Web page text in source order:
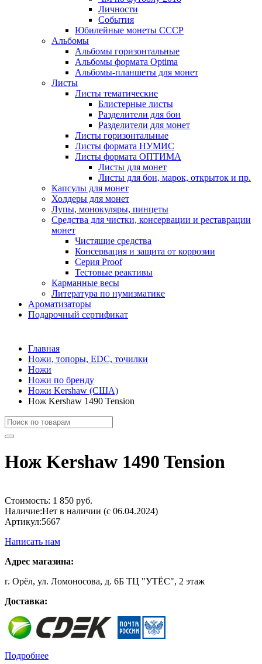
Личности
События
Юбилейные монеты СССР
Альбомы
Альбомы горизонтальные
Альбомы формата Optima
Альбомы-планшеты для монет
Листы
Листы тематические
Блистерные листы
Разделители для бон
Разделители для монет
Листы горизонтальные
Листы формата НУМИС
Листы формата ОПТИМА
Листы для монет
Листы для бон, марок, открыток и пр.
Капсулы для монет
Холдеры для монет
Лупы, монокуляры, пинцеты
Средства для чистки, консервации и реставрации
монет
Чистящие средства
Консервация и защита от коррозии
Серия Proof
Тестовые реактивы
Карманные весы
Литература по нумизматике
Ароматизаторы
Подарочный сертификат
Главная
Ножи, топоры, EDC, точилки
Ножи
Ножи по бренду
Ножи Kershaw (США)
Нож Kershaw 1490 Tension
Нож Kershaw 1490 Tension
Стоимость: 1 850 руб.
Наличие:Нет в наличии (с 06.04.2024)
Артикул:5667
Написать нам
Адрес магазина:
г. Орёл, ул. Ломоносова, д. 6Б ТЦ "УТЁС", 2 этаж
Доставка:
Подробнее